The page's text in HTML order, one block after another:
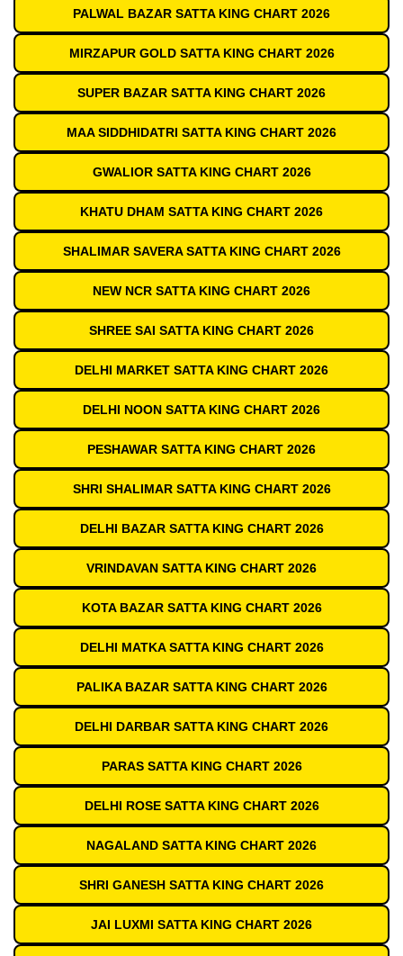
PALWAL BAZAR SATTA KING CHART 2026
MIRZAPUR GOLD SATTA KING CHART 2026
SUPER BAZAR SATTA KING CHART 2026
MAA SIDDHIDATRI SATTA KING CHART 2026
GWALIOR SATTA KING CHART 2026
KHATU DHAM SATTA KING CHART 2026
SHALIMAR SAVERA SATTA KING CHART 2026
NEW NCR SATTA KING CHART 2026
SHREE SAI SATTA KING CHART 2026
DELHI MARKET SATTA KING CHART 2026
DELHI NOON SATTA KING CHART 2026
PESHAWAR SATTA KING CHART 2026
SHRI SHALIMAR SATTA KING CHART 2026
DELHI BAZAR SATTA KING CHART 2026
VRINDAVAN SATTA KING CHART 2026
KOTA BAZAR SATTA KING CHART 2026
DELHI MATKA SATTA KING CHART 2026
PALIKA BAZAR SATTA KING CHART 2026
DELHI DARBAR SATTA KING CHART 2026
PARAS SATTA KING CHART 2026
DELHI ROSE SATTA KING CHART 2026
NAGALAND SATTA KING CHART 2026
SHRI GANESH SATTA KING CHART 2026
JAI LUXMI SATTA KING CHART 2026